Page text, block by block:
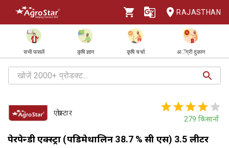
RAJASTHAN
सभी फसलें कृषि ज्ञान कृषि चर्चा अॅग्री दुकान
एग्रोस्टार
279 किसानों
पेरपेन्डी एक्स्ट्रा (पेंडिमेथालिन 38.7 % सी एस) 3.5 लीटर